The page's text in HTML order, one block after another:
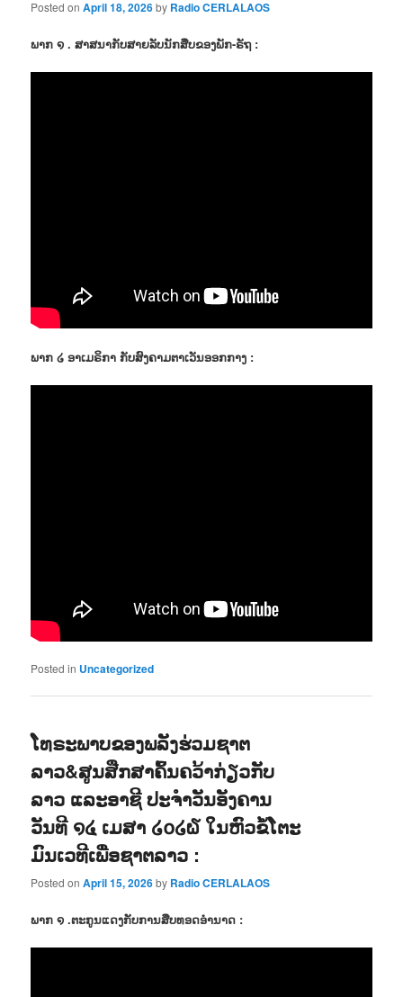
Posted onApril 18, 2026by Radio CERLALAOS
ພາກ ໑ . ສາສນາກັບສາຍລັບນັກສືບຂອງພັກ-ຣັຖ :
ພາກ ໒ ອາເມຣິກາ ກັບສົງຄາມຕາເວັນອອກກາງ :
Posted in Uncategorized
ໂທຣະພາບຂອງພລັງຮ່ວມຊາຕ
ລາວ&ສູນສືກສາຄົ້ນຄວ້າກ່ຽວກັບ
ລາວ ແລະອາຊີ ປະຈຳວັນອັງຄານ
ວັນທີ ໑໔ ເມສາ ໒໐໒໖ ໃນຫົວຂໍ້ໂຕະ
ມົນເວທີເພື່ອຊາຕລາວ :
Posted onApril 15, 2026by Radio CERLALAOS
ພາກ ໑ .ຕະກູນແດງກັບການສືບທອດອຳນາດ :